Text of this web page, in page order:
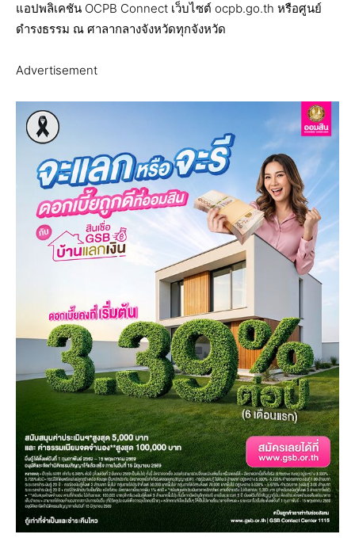
แอปพลิเคชัน OCPB Connect เว็บไซต์ ocpb.go.th หรือศูนย์
ดำรงธรรม ณ ศาลากลางจังหวัดทุกจังหวัด
Advertisement